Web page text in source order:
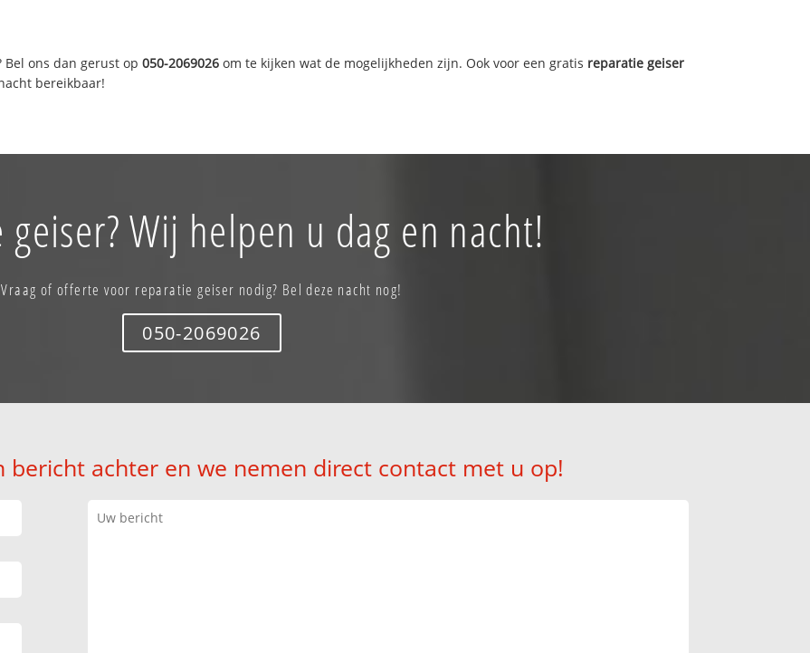
Bel ons dan gerust op050-2069026 om te kijken wat de mogelijkheden zijn. Ook voor een gratis reparatie geiser
bereikbaar!
geiser? Wij helpen u dag en nacht!
Vraag of offerte voor reparatie geiser nodig? Bel deze nacht nog!
050-2069026
bericht achter en we nemen direct contact met u op!